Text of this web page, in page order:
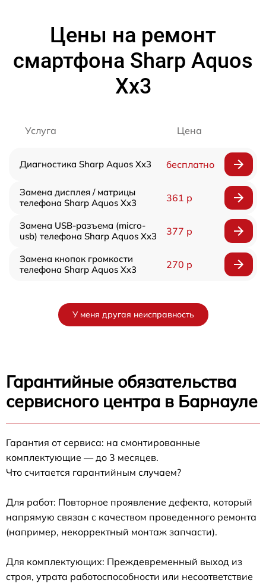
Цены на ремонт
смартфона Sharp Aquos
Xx3
Услуга Цена
Диагностика Sharp Aquos Xx3 бесплатно
Замена дисплея / матрицы
телефона Sharp Aquos Xx3
361 р
Замена USB-разъема (micro-
usb) телефона Sharp Aquos Xx3
377 р
Замена кнопок громкости
телефона Sharp Aquos Xx3
270 р
У меня другая неисправность
Гарантийные обязательства
сервисного центра в Барнауле
Гарантия от сервиса: на смонтированные
комплектующие — до 3 месяцев.
Что считается гарантийным случаем?
Для работ: Повторное проявление дефекта, который
напрямую связан с качеством проведенного ремонта
(например, некорректный монтаж запчасти).
Для комплектующих: Преждевременный выход из
строя, утрата работоспособности или несоответствие